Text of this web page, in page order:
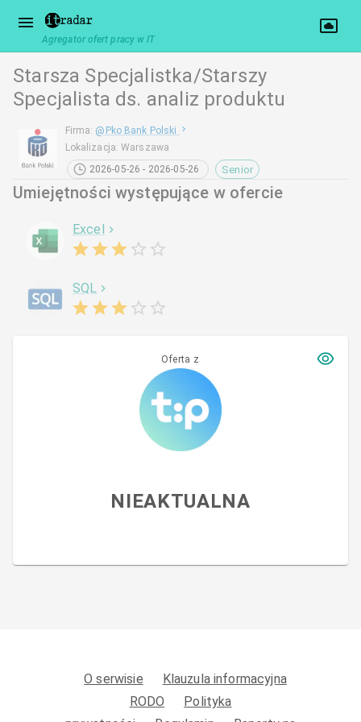
Agregator ofert pracy w IT
Starsza Specjalistka/Starszy
Specjalista ds. analiz produktu
Firma: @ Pko Bank Polski
Lokalizacja:Warszawa
2026-05-26 - 2026-05-26
Senior
Umiejętności występujące w ofercie
Excel
SQL
Oferta z
NIEAKTUALNA
O serwisie
Klauzula informacyjna
RODO
Polityka